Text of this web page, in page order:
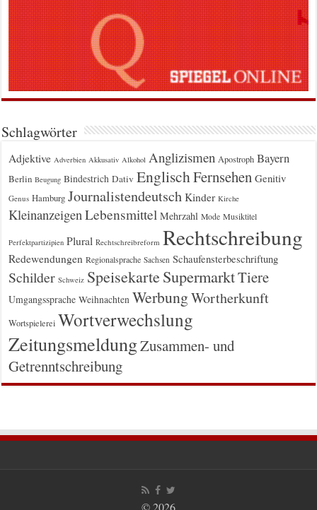
Schlagwörter
Adjektive Adverbien Akkusativ Alkohol Anglizismen Apostroph Bayern
Berlin Beugung Bindestrich Dativ EnglischFernsehen Genitiv
Genus Hamburg Journalistendeutsch Kinder Kirche
Kleinanzeigen Lebensmittel Mehrzahl Mode Musiktitel
Perfektpartizipien Plural Rechtschreibreform Rechtschreibung
Redewendungen Regionalsprache Sachsen Schaufensterbeschriftung
Schilder Schweiz Speisekarte SupermarktTiere
Umgangssprache Weihnachten WerbungWortherkunft
Wortspielerei Wortverwechslung
ZeitungsmeldungZusammen- und
Getrenntschreibung
© 2026